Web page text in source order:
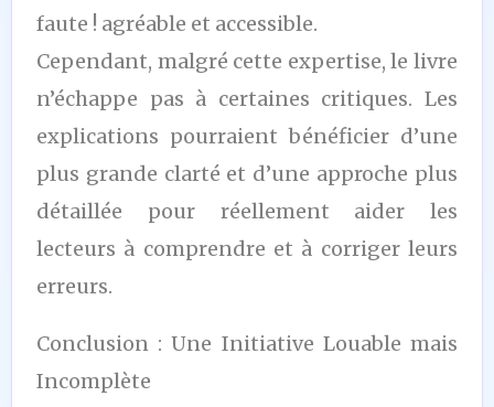
faute ! agréable et accessible.
Cependant, malgré cette expertise, le livre
n’échappe pas à certaines critiques. Les
explications pourraient bénéficier d’une
plus grande clarté et d’une approche plus
détaillée pour réellement aider les
lecteurs à comprendre et à corriger leurs
erreurs.
Conclusion : Une Initiative Louable mais
Incomplète